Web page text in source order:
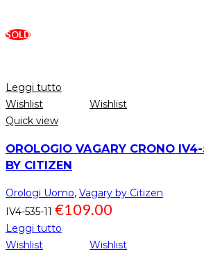
SOLD
Leggi tutto
Wishlist
Wishlist
Quick view
OROLOGIO VAGARY CRONO
BY CITIZEN
Orologi Uomo, Vagary by Citizen
IV4-535-11 €109.00
Leggi tutto
Wishlist
Wishlist